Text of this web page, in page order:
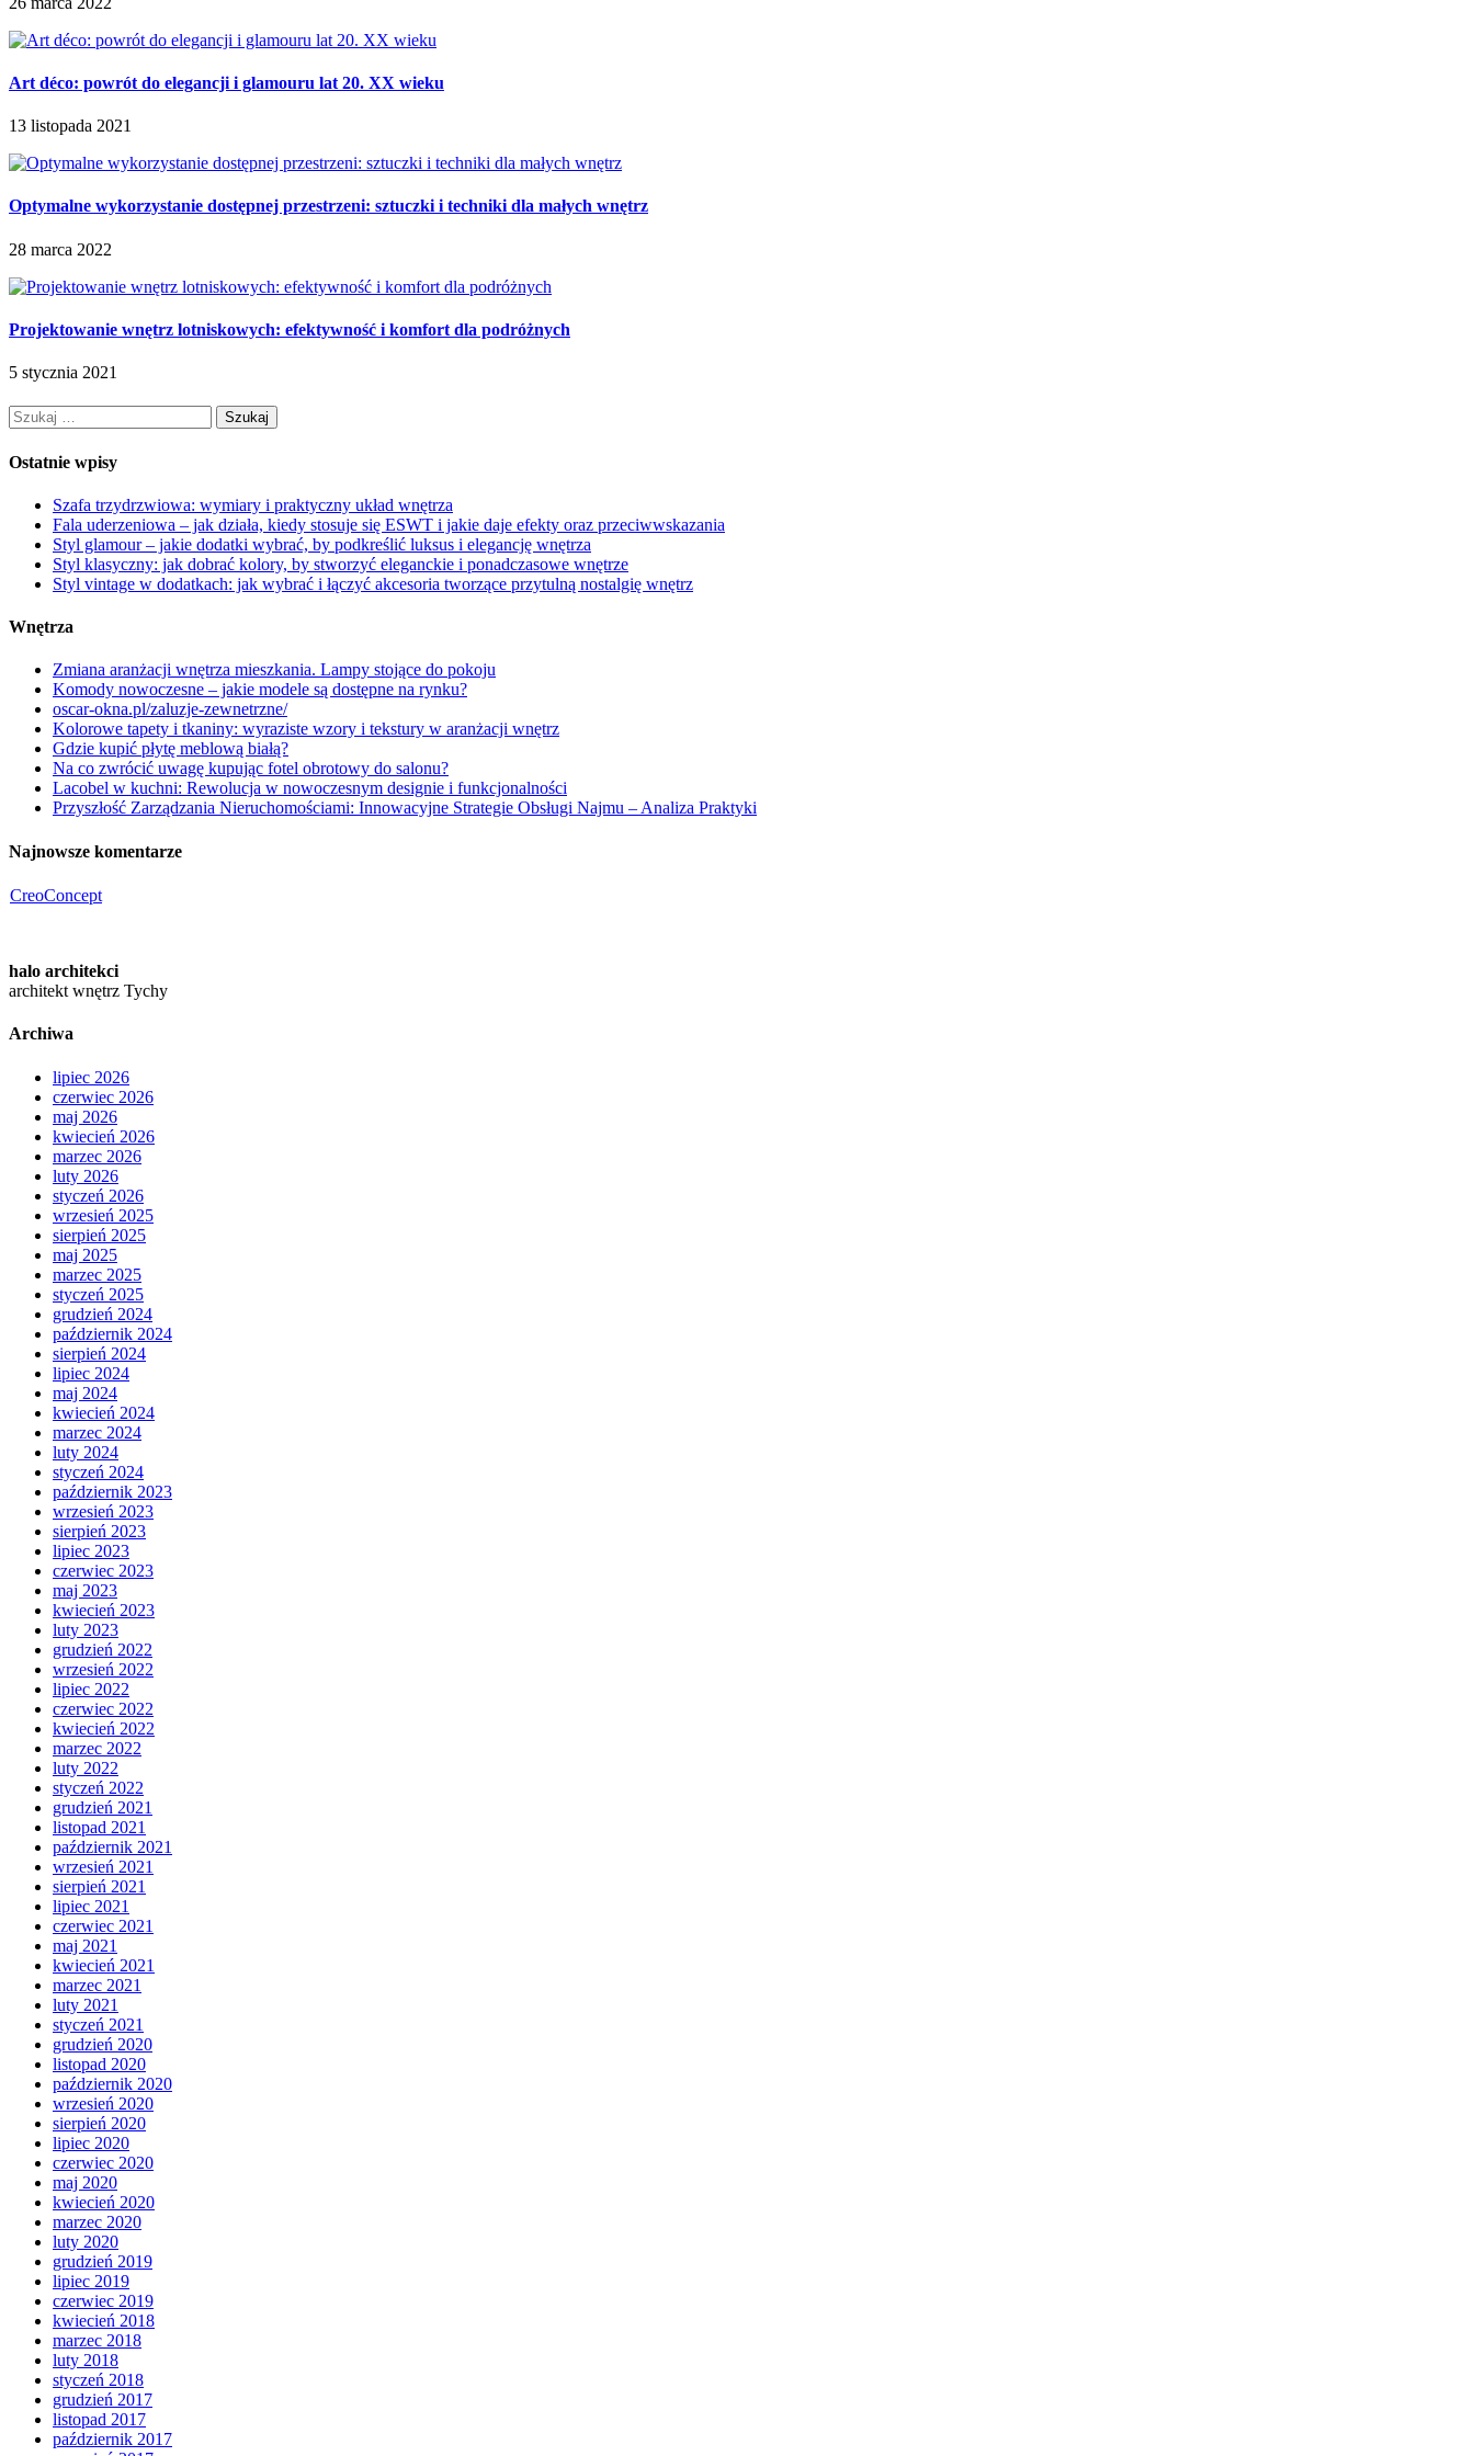
Art déco: powrót do elegancji i glamouru lat 20. XX wieku
13 listopada 2021
Optymalne wykorzystanie dostępnej przestrzeni: sztuczki i techniki dla małych wnętrz
28 marca 2022
Projektowanie wnętrz lotniskowych: efektywność i komfort dla podróżnych
5 stycznia 2021
Szukaj:
Ostatnie wpisy
Szafa trzydrzwiowa: wymiary i praktyczny układ wnętrza
Fala uderzeniowa – jak działa, kiedy stosuje się ESWT i jakie daje efekty oraz przeciwwskazania
Styl glamour – jakie dodatki wybrać, by podkreślić luksus i elegancję wnętrza
Styl klasyczny: jak dobrać kolory, by stworzyć eleganckie i ponadczasowe wnętrze
Styl vintage w dodatkach: jak wybrać i łączyć akcesoria tworzące przytulną nostalgię wnętrz
Wnętrza
Zmiana aranżacji wnętrza mieszkania. Lampy stojące do pokoju
Komody nowoczesne – jakie modele są dostępne na rynku?
oscar-okna.pl/zaluzje-zewnetrzne/
Kolorowe tapety i tkaniny: wyraziste wzory i tekstury w aranżacji wnętrz
Gdzie kupić płytę meblową białą?
Na co zwrócić uwagę kupując fotel obrotowy do salonu?
Lacobel w kuchni: Rewolucja w nowoczesnym designie i funkcjonalności
Przyszłość Zarządzania Nieruchomościami: Innowacyjne Strategie Obsługi Najmu – Analiza Praktyki
Najnowsze komentarze
CreoConcept
halo architekci
architekt wnętrz Tychy
Archiwa
lipiec 2026
czerwiec 2026
maj 2026
kwiecień 2026
marzec 2026
luty 2026
styczeń 2026
wrzesień 2025
sierpień 2025
maj 2025
marzec 2025
styczeń 2025
grudzień 2024
październik 2024
sierpień 2024
lipiec 2024
maj 2024
kwiecień 2024
marzec 2024
luty 2024
styczeń 2024
październik 2023
wrzesień 2023
sierpień 2023
lipiec 2023
czerwiec 2023
maj 2023
kwiecień 2023
luty 2023
grudzień 2022
wrzesień 2022
lipiec 2022
czerwiec 2022
kwiecień 2022
marzec 2022
luty 2022
styczeń 2022
grudzień 2021
listopad 2021
październik 2021
wrzesień 2021
sierpień 2021
lipiec 2021
czerwiec 2021
maj 2021
kwiecień 2021
marzec 2021
luty 2021
styczeń 2021
grudzień 2020
listopad 2020
październik 2020
wrzesień 2020
sierpień 2020
lipiec 2020
czerwiec 2020
maj 2020
kwiecień 2020
marzec 2020
luty 2020
grudzień 2019
lipiec 2019
czerwiec 2019
kwiecień 2018
marzec 2018
luty 2018
styczeń 2018
grudzień 2017
listopad 2017
październik 2017